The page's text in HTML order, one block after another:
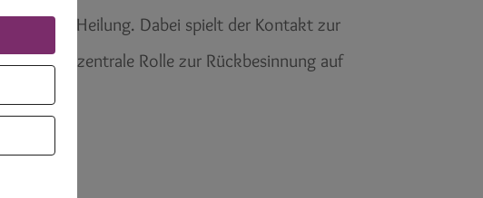
und Heilung. Dabei spielt der Kontakt zur
eine zentrale Rolle zur Rückbesinnung auf